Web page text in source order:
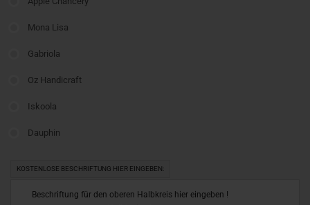
Mona Lisa
Gabriola
Oz Handicraft
Iskoola
Dauphin
KOSTENLOSE BESCHRIFTUNG HIER EINGEBEN:
Beschriftung für den oberen Halbkreis hier eingeben !